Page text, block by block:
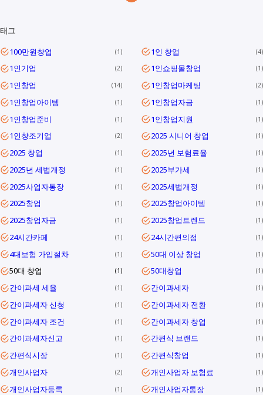
태그
100만원창업
1 1인 창업 4
1인기업 2 1인쇼핑몰창업 1
1인창업 14 1인창업마케팅 2
1인창업아이템 1 1인창업자금 1
1인창업준비 1 1인창업지원 1
1인창조기업 2 2025 시니어 창업 1
2025 창업 1 2025년 보험료율 1
2025년 세법개정 1 2025부가세 1
2025사업자통장 1 2025세법개정 1
2025창업 1 2025창업아이템 1
2025창업자금 1 2025창업트렌드 1
24시간카페 1 24시간편의점 1
4대보험 가입절차 1 50대 이상 창업 1
50대 창업 1 50대창업 1
간이과세 세율 1 간이과세자 1
간이과세자 신청 1 간이과세자 전환 1
간이과세자 조건 1 간이과세자 창업 1
간이과세자신고 1 간편식 브랜드 1
간편식시장 1 간편식창업 1
개인사업자 2 개인사업자 보험료 1
개인사업자등록 1 개인사업자통장 1